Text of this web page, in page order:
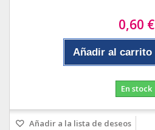
0,60 €
Añadir al carrito
En stock
Añadir a la lista de deseos